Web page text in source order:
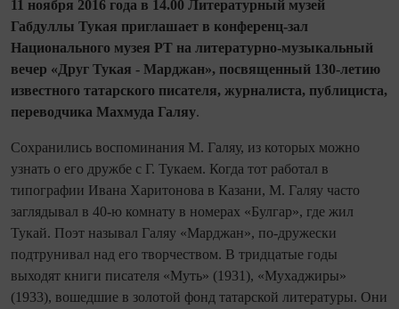
11 ноября 2016 года в 14.00 Литературный музей
Габдуллы Тукая приглашает в конференц-зал
Национального музея РТ на литературно-музыкальный
вечер «Друг Тукая - Марджан», посвященный 130-летию
известного татарского писателя, журналиста, публициста,
переводчика Махмуда Галяу.
Сохранились воспоминания М. Галяу, из которых можно
узнать о его дружбе с Г. Тукаем. Когда тот работал в
типографии Ивана Харитонова в Казани, М. Галяу часто
заглядывал в 40-ю комнату в номерах «Булгар», где жил
Тукай. Поэт называл Галяу «Марджан», по-дружески
подтрунивал над его творчеством. В тридцатые годы
выходят книги писателя «Муть» (1931), «Мухаджиры»
(1933), вошедшие в золотой фонд татарской литературы. Они